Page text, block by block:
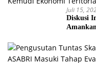
Juli 15,
Diskusi